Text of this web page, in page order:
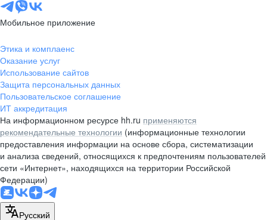
Мобильное приложение
Этика и комплаенс
Оказание услуг
Использование сайтов
Защита персональных данных
Пользовательское соглашение
ИТ аккредитация
На информационном ресурсе hh.ru применяются
рекомендательные технологии (информационные технологии
предоставления информации на основе сбора, систематизации
и анализа сведений, относящихся к предпочтениям пользователей
сети «Интернет», находящихся на территории Российской
Федерации)
Русский